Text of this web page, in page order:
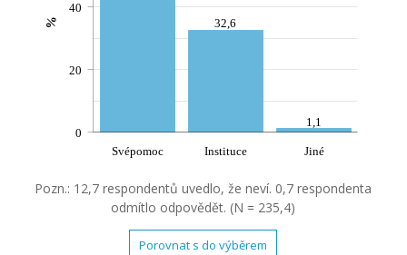
32,6
1,1
Svépomoc Instituce Jiné
0
20
40
%
Pozn.: 12,7 respondentů uvedlo, že neví. 0,7 respondenta
odmítlo odpovědět. (N = 235,4)
Porovnat s do výběrem